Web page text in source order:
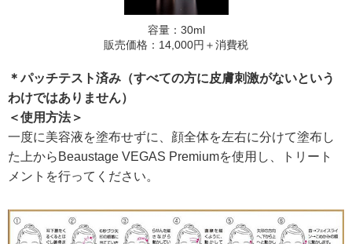
容量：30ml
販売価格：14,000円＋消費税
＊パッチテスト済み（すべての方に皮膚刺激がないという
わけではありません）
＜使用方法＞
一度に美容液を塗布せずに、顔全体を左右に分けて塗布し
た上からBeaustage VEGAS Premiumを使用し、トリート
メントを行ってください。